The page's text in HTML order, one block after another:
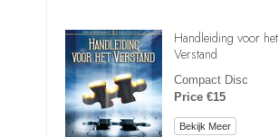
Handleiding voor het
Verstand
Compact Disc
Price €15
Bekijk Meer